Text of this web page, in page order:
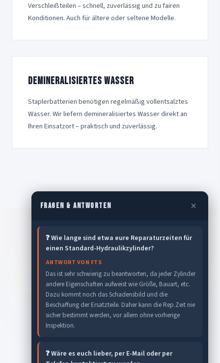
Verschleißteilen – schnell, zuverlässig und zu fairen
Konditionen. Auch für ältere oder seltene Modelle.
Demineralisiertes Wasser
Staplerbatterien benötigen regelmäßig vollentsalztes
Wasser. Wir liefern demineralisiertes Wasser direkt an
Ihren Einsatzort – praktisch und zuverlässig.
STAPLER-PROBLEM?
Wir helfen sofort.
Ob schnelle Reparatur, geplante Wartung oder UVV-
Prüfung – melden Sie sich bei uns.
FRAGEN & ANTWORTEN ×
❓ Wie lange sind etwa eure Reparaturzeiten für
einen Standard-Hydraulikzylinder?
ANTWORT VON FTS
Das ist sehr schwierig zu beantworten, da jeder Zylinder
andere Eigenschaften aufweist wie Größe, Bauart, etc.
Dazu kommt noch das Schadensbild und die
Beschaffung der Ersatzteile. Daher kann die Rep.Zeit nie
sicher bestimmt werden, vor allem ohne vorherige
Inspektion.
❓ Wäre es euch lieber, per E-Mail oder per